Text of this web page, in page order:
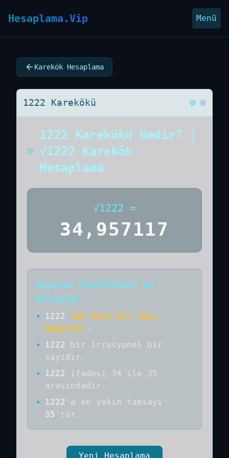
Hesaplama.Vip Menü
Karekök Hesaplama
1222 Karekökü
1222 Karekökü Nedir? |
√1222 Karekök
Hesaplama
√1222 =
34,957117
Sayısal Özellikler ve
Detaylar
• 1222
tam kare bir sayı
değildir .
•
1222 bir
irrasyonel bir
sayıdır .
•
1222
ifadesi 34 ile 35
arasındadır.
•
1222 'a en yakın tamsayı
35 'tür.
Yeni Hesaplama